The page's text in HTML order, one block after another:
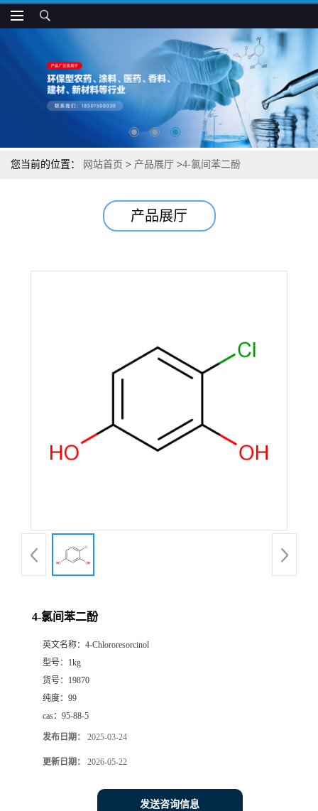
您当前的位置： 网站首页 > 产品展厅 >4-氯间苯二酚
产品展厅
4-氯间苯二酚
英文名称： 4-Chlororesorcinol
型号： 1kg
货号： 19870
纯度： 99
cas： 95-88-5
发布日期： 2025-03-24
更新日期： 2026-05-22
发送咨询信息